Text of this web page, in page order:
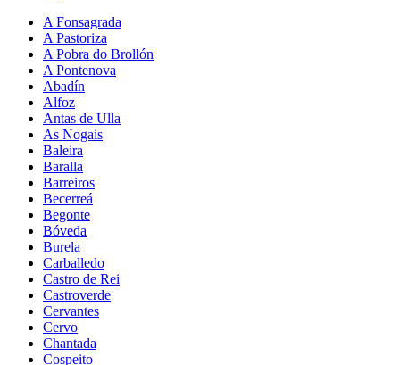
A Fonsagrada
A Pastoriza
A Pobra do Brollón
A Pontenova
Abadín
Alfoz
Antas de Ulla
As Nogais
Baleira
Baralla
Barreiros
Becerreá
Begonte
Bóveda
Burela
Carballedo
Castro de Rei
Castroverde
Cervantes
Cervo
Chantada
Cospeito